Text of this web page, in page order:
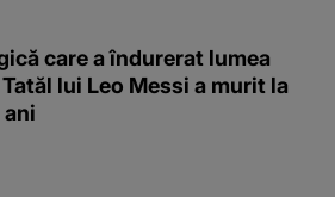
care a îndurerat lumea
lui Leo Messi a murit la
ani